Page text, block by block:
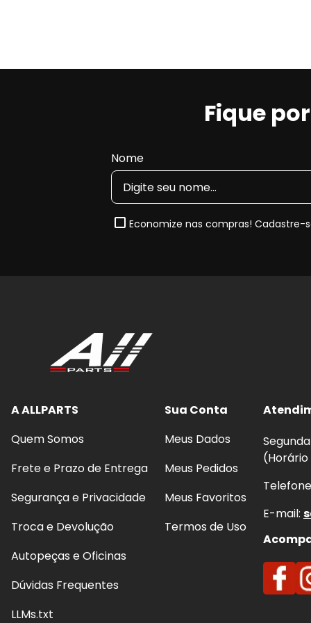
Fique
Nome
Economize nas compras! Cadastre-
A ALLPARTS
Quem Somos
Frete e Prazo de Entrega
Segurança e Privacidade
Troca e Devolução
Autopeças e Oficinas
Dúvidas Frequentes
LLMs.txt
Sua Conta
Meus Dados
Meus Pedidos
Meus Favoritos
Termos de Uso
E-mail: